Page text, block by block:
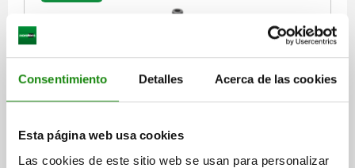
Consentimiento Detalles Acerca de las cookies
Esta página web usa cookies
Las cookies de este sitio web se usan para personalizar
CON BRIDA, TA.40 CON GIRO A LA DERECHA,
D=M55X1,5, H=103, ALUMINIO NEGRO ANODIZADO,